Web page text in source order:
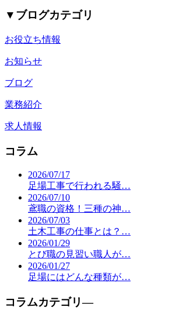
▼ ブログカテゴリ
お役立ち情報
お知らせ
ブログ
業務紹介
求人情報
コラム
2026/07/17
足場工事で行われる騒…
2026/07/10
鳶職の資格！三種の神…
2026/07/03
土木工事の仕事とは？…
2026/01/29
とび職の見習い職人が…
2026/01/27
足場にはどんな種類が…
コラムカテゴリ―